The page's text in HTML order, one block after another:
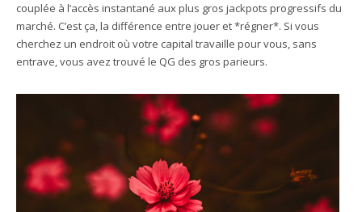
couplée à l’accès instantané aux plus gros jackpots progressifs du
marché. C’est ça, la différence entre jouer et *régner*. Si vous
cherchez un endroit où votre capital travaille pour vous, sans
entrave, vous avez trouvé le QG des gros parieurs.